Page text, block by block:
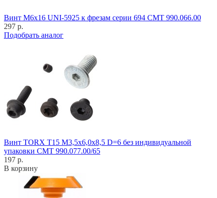
Винт M6x16 UNI-5925 к фрезам серии 694 CMT 990.066.00
297 р.
Подобрать аналог
Винт TORX T15 M3,5x6,0x8,5 D=6 без индивидуальной
упаковки CMT 990.077.00/65
197 р.
В корзину